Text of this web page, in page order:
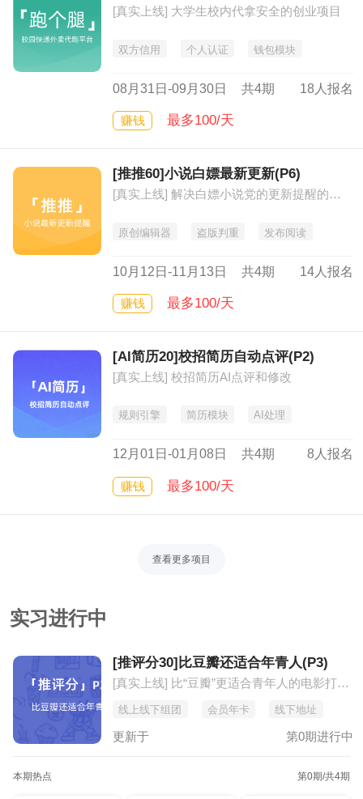
[真实上线] 大学生校内代拿安全的创业项目
双方信用 个人认证 钱包模块
08月31日-09月30日 共4期 18人报名
赚钱 最多100/天
[推推60]小说白嫖最新更新(P6)
[真实上线] 解决白嫖小说党的更新提醒的及时可靠
原创编辑器 盗版判重 发布阅读
10月12日-11月13日 共4期 14人报名
赚钱 最多100/天
[AI简历20]校招简历自动点评(P2)
[真实上线] 校招简历AI点评和修改
规则引擎 简历模块 AI处理
12月01日-01月08日 共4期 8人报名
赚钱 最多100/天
查看更多项目
实习进行中
[推评分30]比豆瓣还适合年青人(P3)
[真实上线] 比“豆瓣”更适合青年人的电影打分推荐平台
线上线下组团 会员年卡 线下地址
更新于 第0期进行中
本期热点 第0期/共4期